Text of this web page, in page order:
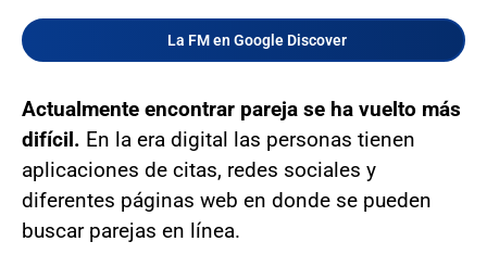
La FM en Google Discover
Actualmente encontrar pareja se ha vuelto más
difícil. En la era digital las personas tienen
aplicaciones de citas, redes sociales y
diferentes páginas web en donde se pueden
buscar parejas en línea.